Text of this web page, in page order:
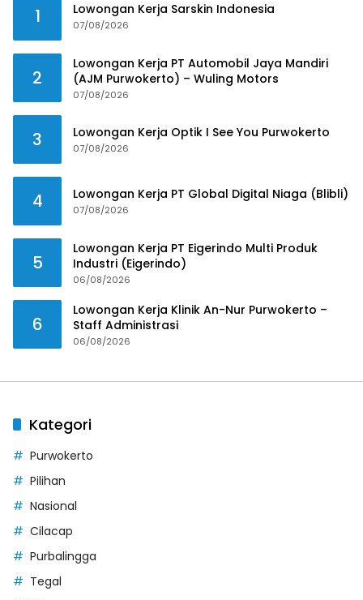
1 Lowongan Kerja Sarskin Indonesia
07/08/2026
2
Lowongan Kerja PT Automobil Jaya Mandiri
(AJM Purwokerto) – Wuling Motors
07/08/2026
3 Lowongan Kerja Optik I See You Purwokerto
07/08/2026
4 Lowongan Kerja PT Global Digital Niaga (Blibli)
07/08/2026
5
Lowongan Kerja PT Eigerindo Multi Produk
Industri (Eigerindo)
06/08/2026
6
Lowongan Kerja Klinik An-Nur Purwokerto –
Staff Administrasi
06/08/2026
Kategori
Purwokerto
Pilihan
Nasional
Cilacap
Purbalingga
Tegal